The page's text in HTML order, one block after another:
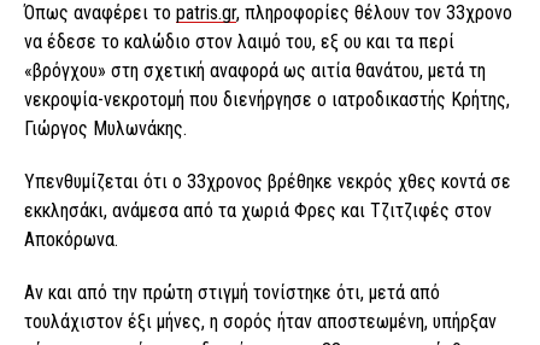
Όπως αναφέρει το patris.gr, πληροφορίες θέλουν τον 33χρονο
να έδεσε το καλώδιο στον λαιμό του, εξ ου και τα περί
«βρόγχου» στη σχετική αναφορά ως αιτία θανάτου, μετά τη
νεκροψία-νεκροτομή που διενήργησε ο ιατροδικαστής Κρήτης,
Γιώργος Μυλωνάκης.
Υπενθυμίζεται ότι ο 33χρονος βρέθηκε νεκρός χθες κοντά σε
εκκλησάκι, ανάμεσα από τα χωριά Φρες και Τζιτζιφές στον
Αποκόρωνα.
Αν και από την πρώτη στιγμή τονίστηκε ότι, μετά από
τουλάχιστον έξι μήνες, η σορός ήταν αποστεωμένη, υπήρξαν